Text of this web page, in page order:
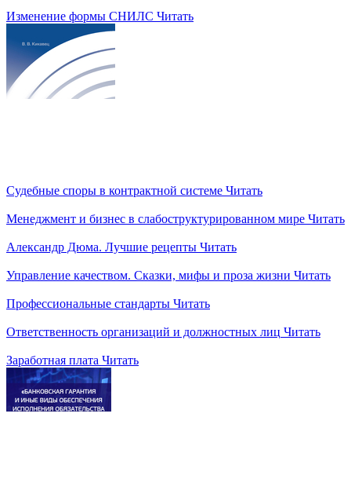
Изменение формы СНИЛС Читать
Судебные споры в контрактной системе Читать
Менеджмент и бизнес в слабоструктурированном мире Читать
Александр Дюма. Лучшие рецепты Читать
Управление качеством. Сказки, мифы и проза жизни Читать
Профессиональные стандарты Читать
Ответственность организаций и должностных лиц Читать
Заработная плата Читать